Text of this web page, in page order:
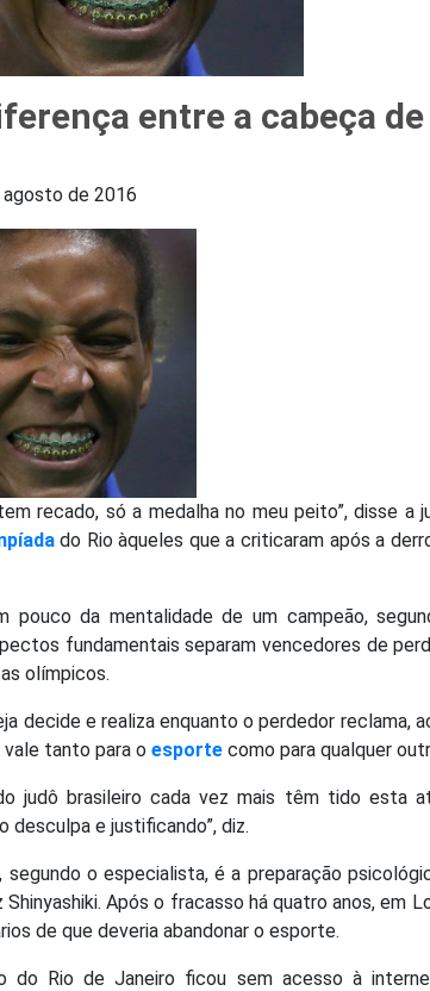
entre a cabeça
agosto de 2016
recado, só a medalha no meu peito”, disse a
do Rio àqueles que a criticaram após a
pouco da mentalidade de um campeão,
fundamentais separam vencedores de
olímpicos.
decide e realiza enquanto o perdedor reclama,
tanto para o esporte como para qualquer
judô brasileiro cada vez mais têm tido esta
desculpa e justificando”, diz.
segundo o especialista, é a preparação
Shinyashiki. Após o fracasso há quatro anos, em
de que deveria abandonar o esporte.
do Rio de Janeiro ficou sem acesso à